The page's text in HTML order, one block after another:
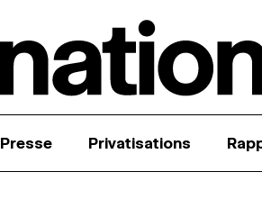
Presse Privatisations